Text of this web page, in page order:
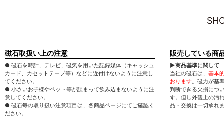
磁石取扱い上の注意
● 磁石を時計、テレビ、磁気を用いた記録媒体（キャッシュ
カード、カセットテープ等）などに近付けないように注意し
てください。
● 小さいお子様やペット等が誤まって飲み込まないように注
意してください。
● 磁石毎の取り扱い注意項目は、各商品ページにてご確認く
ださい。
販売している商
▶商品基準に関して
当社の磁石は、 基本
おります。磁力が基
判断できる欠損につ
す。但し外観上の汚
品・交換は一切承れ